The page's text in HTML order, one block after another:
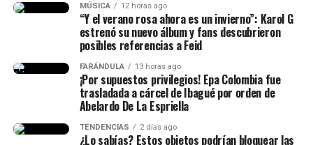
MÚSICA 12 horas ago
“Y el verano rosa ahora es un invierno”: Karol G
estrenó su nuevo álbum y fans descubrieron
posibles referencias a Feid
FARÁNDULA 13 horas ago
¡Por supuestos privilegios! Epa Colombia fue
trasladada a cárcel de Ibagué por orden de
Abelardo De La Espriella
TENDENCIAS 2 días ago
¿Lo sabías? Estos objetos podrían bloquear las